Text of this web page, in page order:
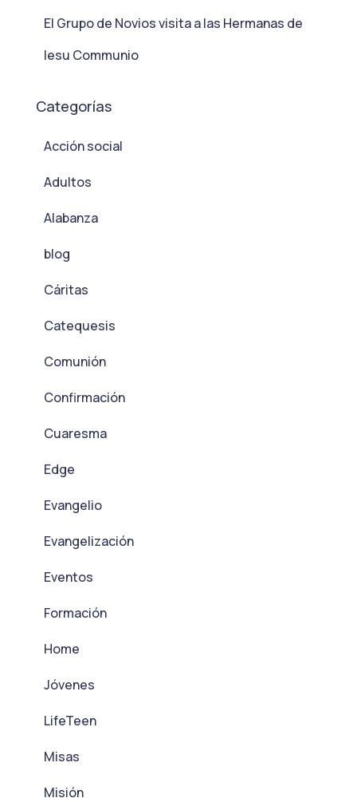
El Grupo de Novios visita a las Hermanas de
Iesu Communio
Categorías
Acción social
Adultos
Alabanza
blog
Cáritas
Catequesis
Comunión
Confirmación
Cuaresma
Edge
Evangelio
Evangelización
Eventos
Formación
Home
Jóvenes
LifeTeen
Misas
Misión